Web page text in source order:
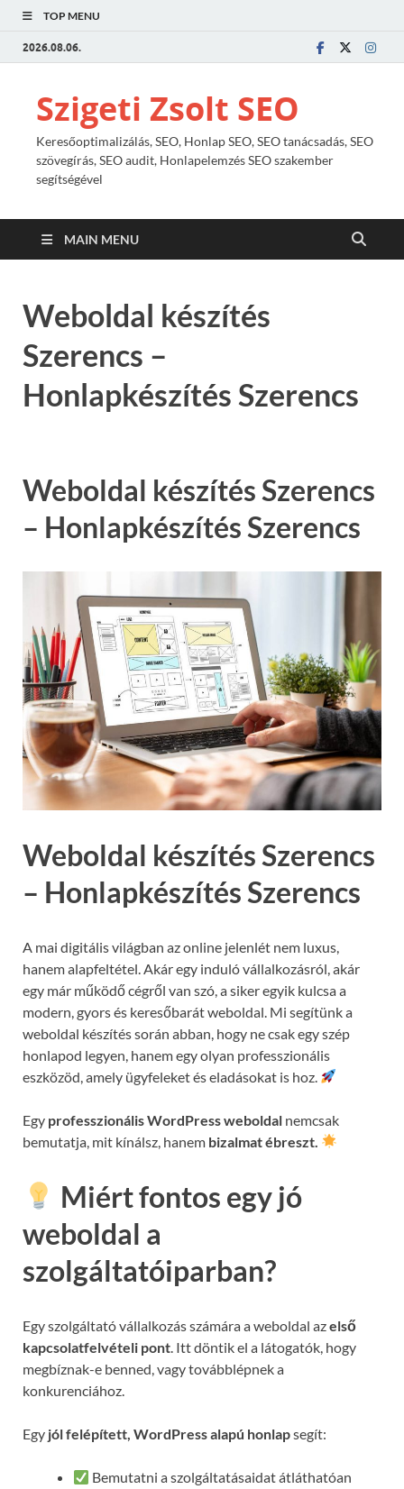
TOP MENU
2026.08.06.
Szigeti Zsolt SEO
Keresőoptimalizálás, SEO, Honlap SEO, SEO tanácsadás, SEO
szövegírás, SEO audit, Honlapelemzés SEO szakember
segítségével
MAIN MENU
Weboldal készítés
Szerencs –
Honlapkészítés Szerencs
Weboldal készítés Szerencs
– Honlapkészítés Szerencs
Weboldal készítés Szerencs
– Honlapkészítés Szerencs
A mai digitális világban az online jelenlét nem luxus,
hanem alapfeltétel. Akár egy induló vállalkozásról, akár
egy már működő cégről van szó, a siker egyik kulcsa a
modern, gyors és keresőbarát weboldal. Mi segítünk a
weboldal készítés során abban, hogy ne csak egy szép
honlapod legyen, hanem egy olyan professzionális
eszközöd, amely ügyfeleket és eladásokat is hoz.
Egy professzionális WordPress weboldal nemcsak
bemutatja, mit kínálsz, hanem bizalmat ébreszt.
Miért fontos egy jó
weboldal a
szolgáltatóiparban?
Egy szolgáltató vállalkozás számára a weboldal azelső
kapcsolatfelvételi pont. Itt döntik el a látogatók, hogy
megbíznak-e benned, vagy továbblépnek a
konkurenciához.
Egy jól felépített, WordPress alapú honlapsegít:
Bemutatni a szolgáltatásaidat átláthatóan